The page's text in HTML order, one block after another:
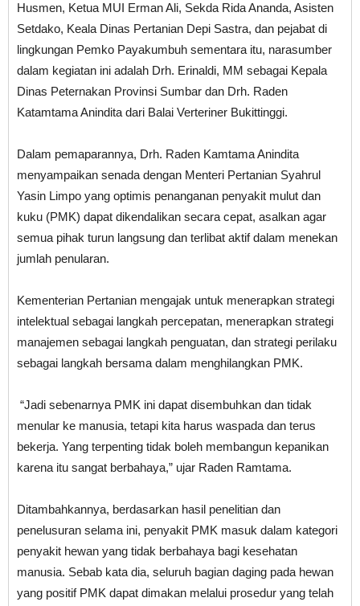
Husmen, Ketua MUI Erman Ali, Sekda Rida Ananda, Asisten
Setdako, Keala Dinas Pertanian Depi Sastra, dan pejabat di
lingkungan Pemko Payakumbuh sementara itu, narasumber
dalam kegiatan ini adalah Drh. Erinaldi, MM sebagai Kepala
Dinas Peternakan Provinsi Sumbar dan Drh. Raden
Katamtama Anindita dari Balai Verteriner Bukittinggi.
Dalam pemaparannya, Drh. Raden Kamtama Anindita
menyampaikan senada dengan Menteri Pertanian Syahrul
Yasin Limpo yang optimis penanganan penyakit mulut dan
kuku (PMK) dapat dikendalikan secara cepat, asalkan agar
semua pihak turun langsung dan terlibat aktif dalam menekan
jumlah penularan.
Kementerian Pertanian mengajak untuk menerapkan strategi
intelektual sebagai langkah percepatan, menerapkan strategi
manajemen sebagai langkah penguatan, dan strategi perilaku
sebagai langkah bersama dalam menghilangkan PMK.
“Jadi sebenarnya PMK ini dapat disembuhkan dan tidak
menular ke manusia, tetapi kita harus waspada dan terus
bekerja. Yang terpenting tidak boleh membangun kepanikan
karena itu sangat berbahaya,” ujar Raden Ramtama.
Ditambahkannya, berdasarkan hasil penelitian dan
penelusuran selama ini, penyakit PMK masuk dalam kategori
penyakit hewan yang tidak berbahaya bagi kesehatan
manusia. Sebab kata dia, seluruh bagian daging pada hewan
yang positif PMK dapat dimakan melalui prosedur yang telah